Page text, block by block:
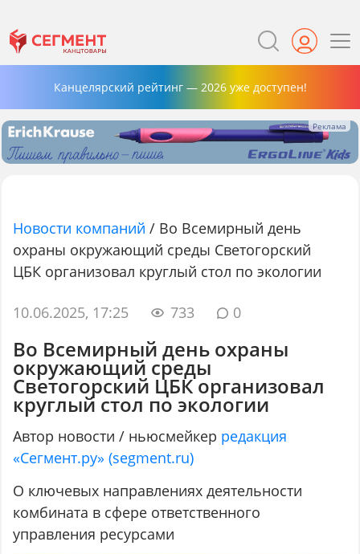
Канцелярский рейтинг — 2026 уже доступен!
Новости компаний / Во Всемирный день
охраны окружающий среды Светогорский
ЦБК организовал круглый стол по экологии
10.06.2025, 17:25 733 0
Во Всемирный день охраны
окружающий среды
Светогорский ЦБК организовал
круглый стол по экологии
Автор новости / ньюсмейкер редакция
«Сегмент.ру» (segment.ru)
О ключевых направлениях деятельности
комбината в сфере ответственного
управления ресурсами